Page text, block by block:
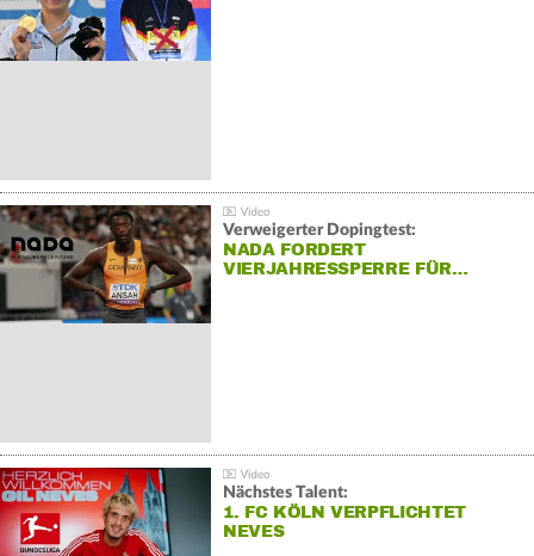
Verweigerter Dopingtest:
NADA FORDERT
VIERJAHRESSPERRE FÜR…
Nächstes Talent:
1. FC KÖLN VERPFLICHTET
NEVES